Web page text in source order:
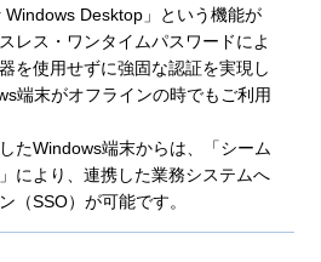
Desktop」という機能が
レス・ワンタイムパスワードによ
を使用せずに強固な認証を実現し
端末がオフラインの時でもご利用
たWindows端末からは、「シーム
により、連携した業務システムへ
（SSO）が可能です。